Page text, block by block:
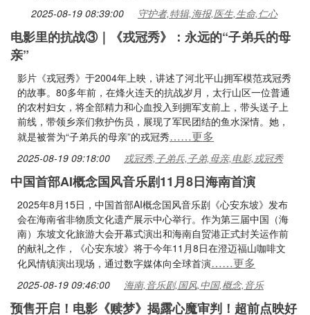
2025-08-19 08:39:00 守护者,特辑,海报,医生,生命,仁心
电影里的抗战③｜《戎冠秀》：永远的“子弟兵的母
亲”
影片《戎冠秀》于2004年上映，讲述了河北平山拥军模范戎冠秀
的故事。80多年前，在烽火连天的抗战岁月，太行山区一位普通
的农村妇女，将全部精力和心血投入到拥军支前上，带头送子上
前线，带领乡亲们救护伤员，展现了军民团结的鱼水深情。她，
就是被誉为“子弟兵的母亲”的戎冠秀……更多
2025-08-19 09:18:00 戎冠秀,子弟兵,子弟,母亲,电影,戎冠秀
中国首部AI概念国风音乐剧11月8日海南首演
2025年8月15日，中国首部AI概念国风音乐剧《心安东坡》发布
会在海南省非物质文化遗产展示中心举行。作为第三届中国（海
南）东坡文化旅游大会开幕式演出和海南自贸港正式封关运作前
的献礼之作，《心安东坡》将于今年11月8日在澄迈福山咖啡文
化风情镇演出现场，通过数字媒体向全球首演……更多
2025-08-19 09:46:00 海南,音乐剧,国风,中国,概念,音乐
预售开启！电影《赎梦》揭露心魔审判！超前点映好